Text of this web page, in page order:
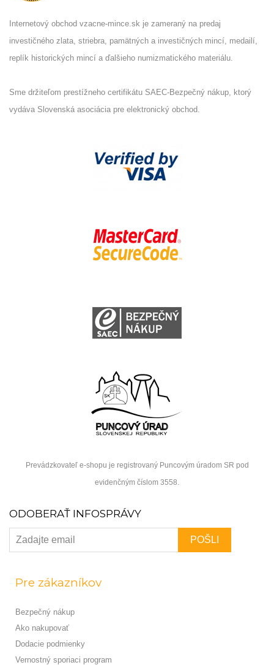
Internetový obchod vzacne-mince.sk je zameraný na predaj
investičného zlata, striebra, pamätných a investičných mincí, medailí,
replík historických mincí a ďalšieho numizmatického materiálu.
Sme držiteľom prestížneho certifikátu SAEC-Bezpečný nákup, ktorý
vydáva Slovenská asociácia pre elektronický obchod.
Prevádzkovateľ e-shopu je registrovaný Puncovým úradom SR pod
evidenčným číslom 3558.
ODOBERAŤ INFOSPRÁVY
Pre zákazníkov
Bezpečný nákup
Ako nakupovať
Dodacie podmienky
Vernostný sporiaci program